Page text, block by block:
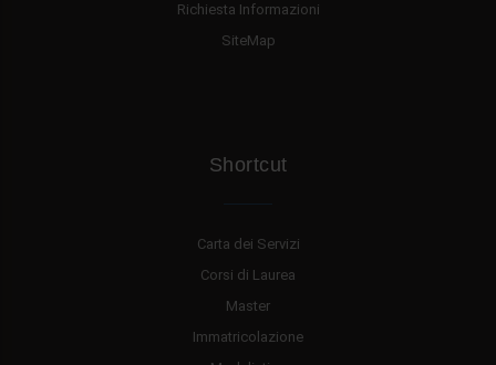
Richiesta Informazioni
SiteMap
Shortcut
Carta dei Servizi
Corsi di Laurea
Master
Immatricolazione